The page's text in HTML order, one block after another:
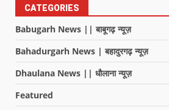
CATEGORIES
Babugarh News || बाबूगढ़ न्यूज़
Bahadurgarh News | बहादुरगढ़ न्यूज़
Dhaulana News || धौलाना न्यूज़
Featured